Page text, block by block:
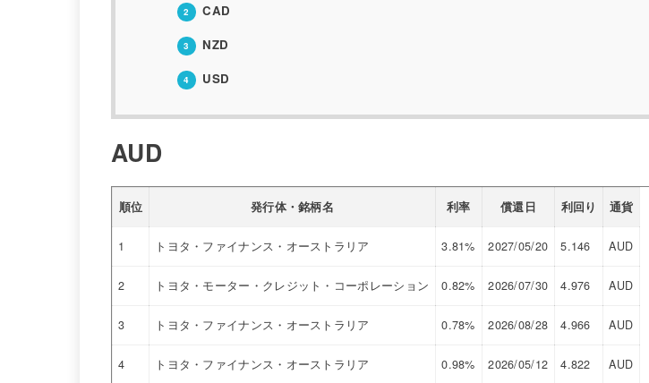
2 CAD
3 NZD
4 USD
AUD
順位 発行体・銘柄名 利率 償還日 利回り 通貨
1 トヨタ・ファイナンス・オーストラリア 3.81% 2027/05/20 5.146 AUD
2 トヨタ・モーター・クレジット・コーポレーション 0.82% 2026/07/30 4.976 AUD
3 トヨタ・ファイナンス・オーストラリア 0.78% 2026/08/28 4.966 AUD
4 トヨタ・ファイナンス・オーストラリア 0.98% 2026/05/12 4.822 AUD